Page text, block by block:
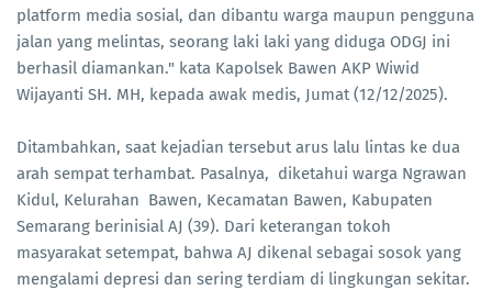
platform media sosial, dan dibantu warga maupun pengguna
jalan yang melintas, seorang laki laki yang diduga ODGJ ini
berhasil diamankan." kata Kapolsek Bawen AKP Wiwid
Wijayanti SH. MH, kepada awak medis, Jumat (12/12/2025).
Ditambahkan, saat kejadian tersebut arus lalu lintas ke dua
arah sempat terhambat. Pasalnya, diketahui warga Ngrawan
Kidul, Kelurahan Bawen, Kecamatan Bawen, Kabupaten
Semarang berinisial AJ (39). Dari keterangan tokoh
masyarakat setempat, bahwa AJ dikenal sebagai sosok yang
mengalami depresi dan sering terdiam di lingkungan sekitar.